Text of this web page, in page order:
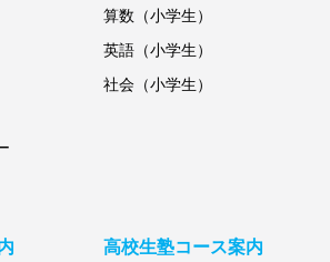
算数（小学生）
英語（小学生）
社会（小学生）
高校生塾コース案内